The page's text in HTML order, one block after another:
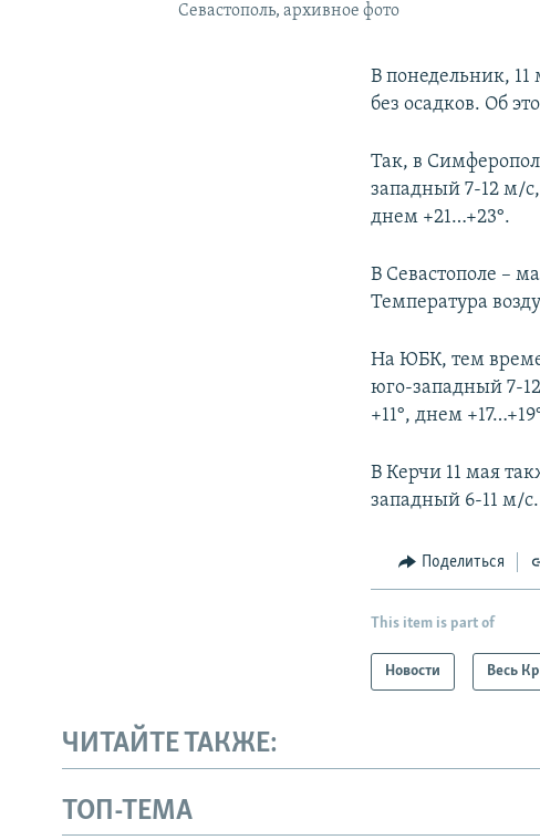
Севастополь, архивное фото
В понедельник,
без осадков. Об
Так, в
западный 7-12 м/
днем +21…+23°.
В Севастополе –
Температура
На ЮБК, тем
юго-западный 7-
+11°, днем
В Керчи 11 мая
западный 6-11 м/
Поделиться
This item is part of
Новости Весь
ЧИТАЙТЕ ТАКЖЕ:
ТОП-ТЕМА